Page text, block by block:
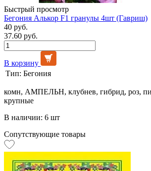
Быстрый просмотр
Бегония Алькор F1 гранулы 4шт (Гавриш)
40 руб.
37.60 руб.
В корзину
Тип: Бегония
комн, АМПЕЛЬН, клубнев, гибрид, роз,
крупные
В наличии: 6 шт
Сопутствующие товары